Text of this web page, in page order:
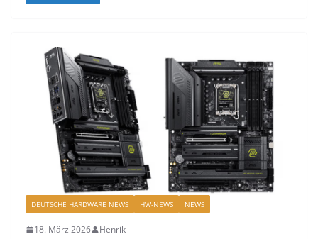
DEUTSCHE HARDWARE NEWS HW-NEWS NEWS
18. März 2026 Henrik